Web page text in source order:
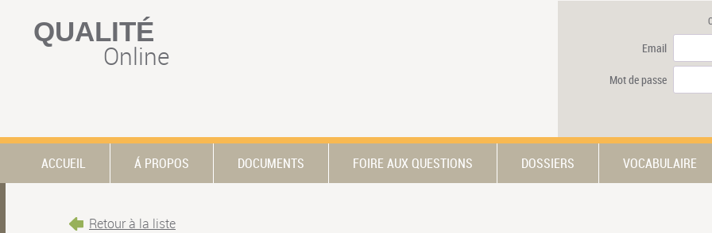
QUALITÉ
Online Email
Mot de passe
ACCUEIL Á PROPOS DOCUMENTS FOIRE AUX QUESTIONS DOSSIERS VOCABULAIRE
Retour à la liste